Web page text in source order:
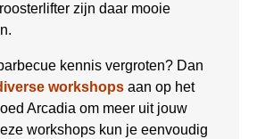
zijn daar mooie
kennis vergroten? Dan
workshops aan op het
Arcadia om meer uit jouw
workshops kun je eenvoudig